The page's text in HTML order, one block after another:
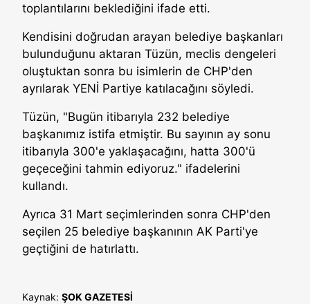
toplantılarını beklediğini ifade etti.
Kendisini doğrudan arayan belediye başkanları
bulunduğunu aktaran Tüzün, meclis dengeleri
oluştuktan sonra bu isimlerin de CHP'den
ayrılarak YENİ Partiye katılacağını söyledi.
Tüzün, "Bugün itibarıyla 232 belediye
başkanımız istifa etmiştir. Bu sayının ay sonu
itibarıyla 300'e yaklaşacağını, hatta 300'ü
geçeceğini tahmin ediyoruz." ifadelerini
kullandı.
Ayrıca 31 Mart seçimlerinden sonra CHP'den
seçilen 25 belediye başkanının AK Parti'ye
geçtiğini de hatırlattı.
Kaynak: ŞOK GAZETESİ